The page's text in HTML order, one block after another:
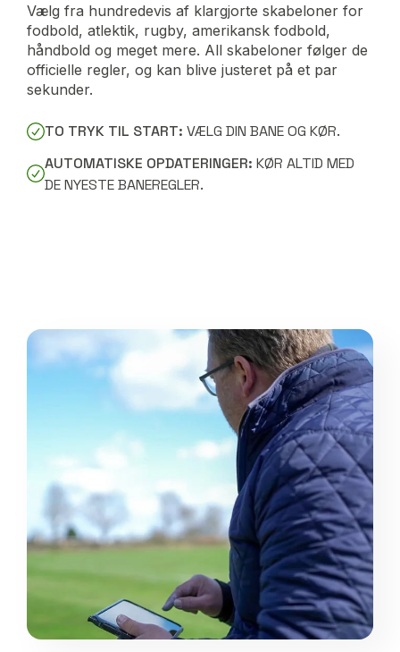
Vælg fra hundredevis af klargjorte skabeloner for
fodbold, atlektik, rugby, amerikansk fodbold,
håndbold og meget mere. All skabeloner følger de
officielle regler, og kan blive justeret på et par
sekunder.
TO TRYK TIL START: VÆLG DIN BANE OG KØR.
AUTOMATISKE OPDATERINGER: KØR ALTID MED
DE NYESTE BANEREGLER.